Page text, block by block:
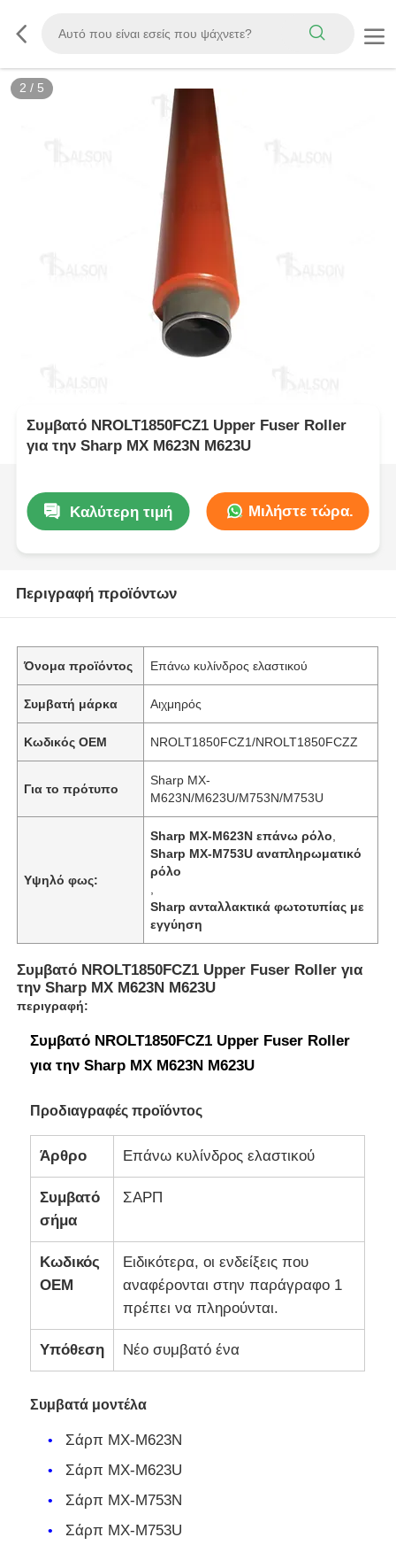
2 / 5
Συμβατό NROLT1850FCZ1 Upper Fuser Roller
για την Sharp MX M623N M623U
Καλύτερη τιμή Μιλήστε τώρα.
Περιγραφή προϊόντων
Όνομα προϊόντος Επάνω κυλίνδρος ελαστικού
Συμβατή μάρκα Αιχμηρός
Κωδικός OEM NROLT1850FCZ1/NROLT1850FCZZ
Για το πρότυπο
Sharp MX-
M623N/M623U/M753N/M753U
Υψηλό φως:
Sharp MX-M623N επάνω ρόλο
Sharp MX-M753U αναπληρωματικό
ρόλο
Sharp ανταλλακτικά φωτοτυπίας με
εγγύηση
Συμβατό NROLT1850FCZ1 Upper Fuser Roller για
την Sharp MX M623N M623U
περιγραφή:
Συμβατό NROLT1850FCZ1 Upper Fuser Roller
για την Sharp MX M623N M623U
Προδιαγραφές προϊόντος
Άρθρο Επάνω κυλίνδρος ελαστικού
Συμβατό
σήμα
ΣΑΡΠ
Κωδικός
OEM
Ειδικότερα, οι ενδείξεις που
αναφέρονται στην παράγραφο 1
πρέπει να πληρούνται.
Υπόθεση Νέο συμβατό ένα
Συμβατά μοντέλα
Σάρπ MX-M623N
Σάρπ MX-M623U
Σάρπ MX-M753N
Σάρπ MX-M753U